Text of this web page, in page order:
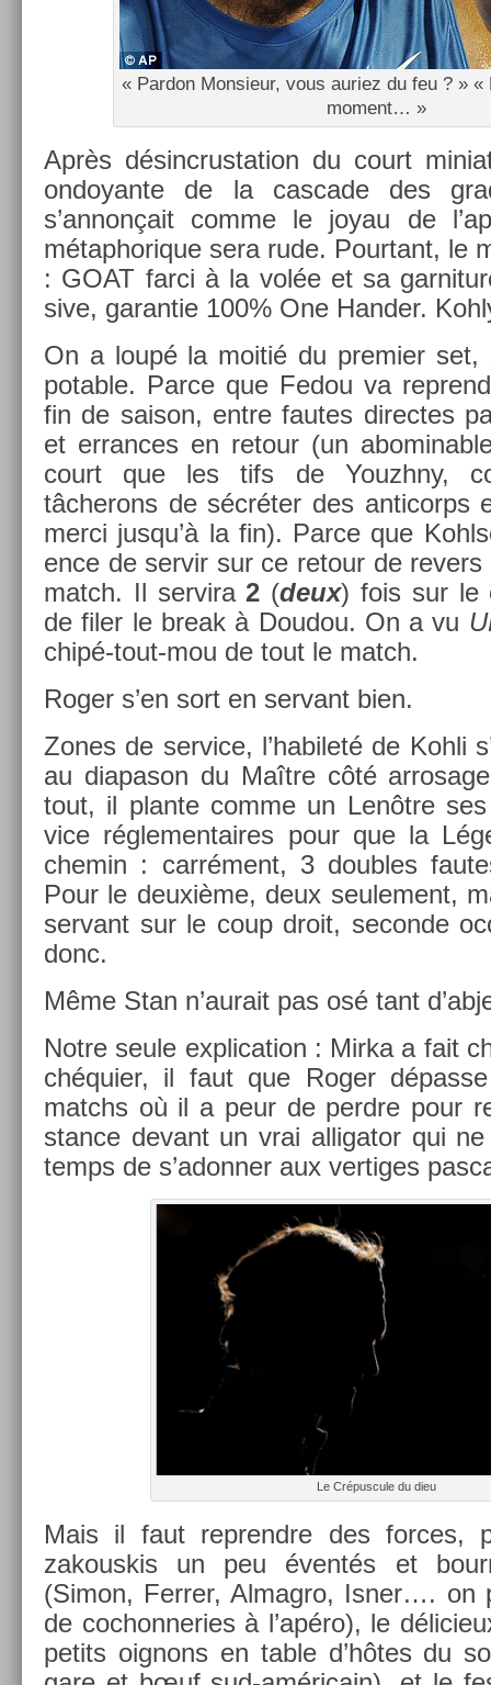
« Par­don Mon­sieur, vous auriez du feu ? » «
mo­ment… »
Après désincrus­ta­tion du court
on­doyan­te de la cas­cade des
s’annonçait comme le joyau de
métap­horique sera rude. Pour­tant, le
: GOAT farci à la volée et sa
sive, garan­tie 100% One Han­d­er.
On a loupé la moitié du pre­mi­er set,
pot­able. Parce que Fedou va
fin de saison, entre fautes di­rec­tes
et er­rances en re­tour (un
court que les tifs de Youzhny,
tâcherons de sécréter des anti­corps
merci jusqu’à la fin). Parce que
ence de ser­vir sur ce re­tour de
match. Il ser­vira2 (deux) fois sur le
de filer le break à Doudou. On a vu
chipé-tout-mou de tout le match.
Roger s’en sort en ser­vant bien.
Zones de ser­vice, l’habileté de Kohli
au di­apason du Maître côté
tout, il plan­te comme un Lenôtre
vice réglemen­taires pour que la
chemin : carrément, 3 doub­les
Pour le deuxième, deux seule­ment,
ser­vant sur le coup droit, secon­de
donc.
Même Stan n’aurait pas osé tant
Notre seule ex­plica­tion : Mirka a fait
chéquier, il faut que Roger
matchs où il a peur de per­dre pour
stan­ce de­vant un vrai al­ligator qui
temps de s’adonn­er aux vert­iges
Le Crépus­cule du dieu
Mais il faut re­prendre des for­ces,
zakous­kis un peu éventés et
(Simon, Ferr­er, Al­mag­ro, Isner…. on
de co­chon­ne­ries à l’apéro), le
petits oig­nons en table d’hôtes du